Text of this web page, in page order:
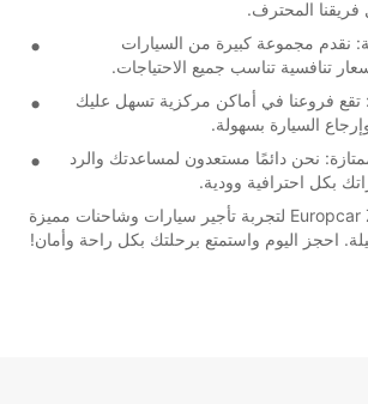
المحترف.
نقدم مجموعة كبيرة من السيارات
تنافسية تناسب جميع الاحتياجات.
فروعنا في أماكن مركزية تسهل عليك
السيارة بسهولة.
نحن دائمًا مستعدون لمساعدتك والرد
بكل احترافية وودية.
اختر Europcar Zalaegerszeg لتجربة تأجير سيارات وشاحنات مميزة
احجز اليوم واستمتع برحلتك بكل راحة وأمان!